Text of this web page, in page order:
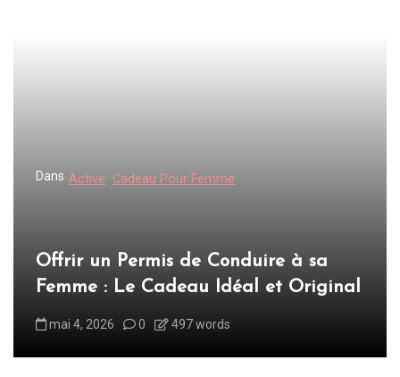
Dans Active Cadeau Pour Femme
Offrir un Permis de Conduire à sa
Femme : Le Cadeau Idéal et Original
mai 4, 2026 0 497 words